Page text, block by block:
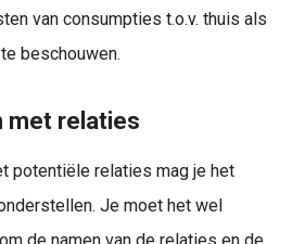
van consumpties t.o.v. thuis als
beschouwen.
met relaties
potentiële relaties mag je het
Je moet het wel